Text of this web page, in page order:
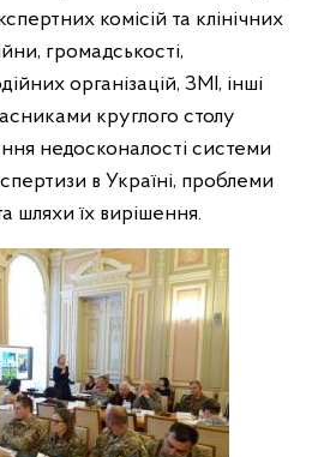
комісій та клінічних
громадськості,
організацій, ЗМІ, інші
круглого столу
недосконалості системи
в Україні, проблеми
шляхи їх вирішення.